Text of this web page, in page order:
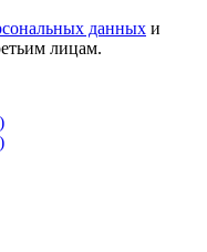
данных и
лицам.